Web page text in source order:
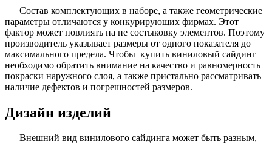
Состав комплектующих в наборе, а также геометрические
параметры отличаются у конкурирующих фирмах. Этот
фактор может повлиять на не состыковку элементов. Поэтому
производитель указывает размеры от одного показателя до
максимального предела. Чтобы купить виниловый сайдинг
необходимо обратить внимание на качество и равномерность
покраски наружного слоя, а также пристально рассматривать
наличие дефектов и погрешностей размеров.
Дизайн изделий
Внешний вид винилового сайдинга может быть разным,